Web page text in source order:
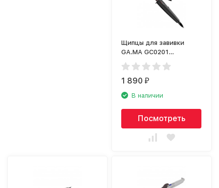
Щипцы для завивки
GA.MA GC0201
TOURMALINE 19
1 890₽
В наличии
Посмотреть